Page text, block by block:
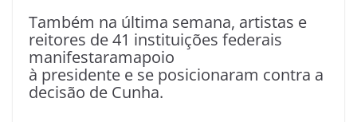
Também na última semana, artistas e
reitores de 41 instituições federais
manifestaramapoio
à presidente e se posicionaram contra a
decisão de Cunha.